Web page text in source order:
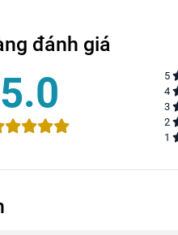
đánh giá
5.0 5
4
3
2
1